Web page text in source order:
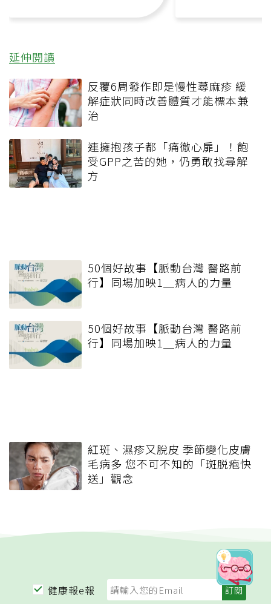
延伸閱讀
反覆6周發作即是慢性蕁麻疹 緩
解症狀同時改善體質才能標本兼
治
連擁抱孩子都「痛徹心扉」！飽
受GPP之苦的她，仍勇敢找尋解
方
50個好故事【脈動台灣 醫路前
行】同場加映1＿病人的力量
50個好故事【脈動台灣 醫路前
行】同場加映1＿病人的力量
紅斑、濕疹又脫皮 季節變化皮膚
毛病多 您不可不知的「斑脱疱快
送」觀念
健康報e報